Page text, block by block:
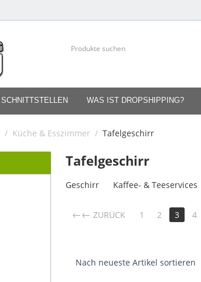
SCHNITTSTELLEN WAS IST DROPSHIPPING?
/ Küche & Esszimmer / Tafelgeschirr
Tafelgeschirr
Geschirr Kaffee- & Teeservices
← ZURÜCK 1 2 3 4
Nach neueste Artikel sortieren